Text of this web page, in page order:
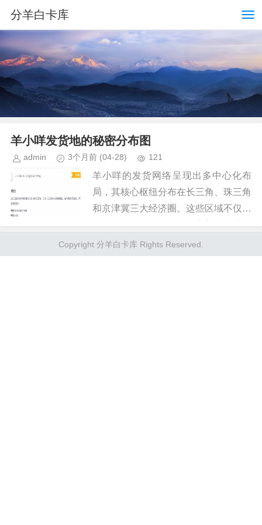
分羊白卡库
羊小咩发货地的秘密分布图
admin 3个月前 (04-28) 121
羊小咩的发货网络呈现出多中心化布
局，其核心枢纽分布在长三角、珠三角
和京津冀三大经济圈。这些区域不仅是
础设施。通过卫星仓与前置仓的协同，
形成覆盖全国的立体化配送体系。值...
Copyright 分羊白卡库 Rights Reserved.